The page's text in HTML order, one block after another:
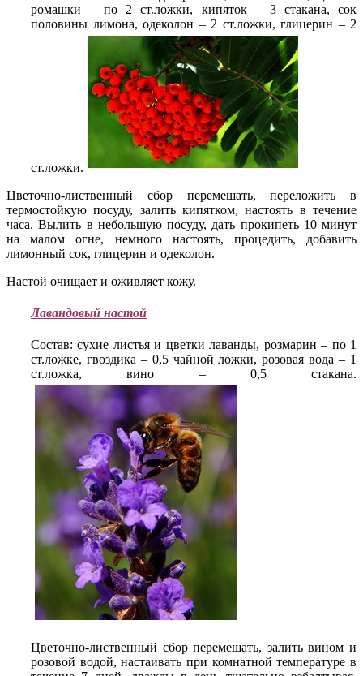
ромашки – по 2 ст.ложки, кипяток – 3 стакана, сок
половины лимона, одеколон – 2 ст.ложки, глицерин – 2
ст.ложки.
Цветочно-лиственный сбор перемешать, переложить в
термостойкую посуду, залить кипятком, настоять в течение
часа. Вылить в небольшую посуду, дать прокипеть 10 минут
на малом огне, немного настоять, процедить, добавить
лимонный сок, глицерин и одеколон.
Настой очищает и оживляет кожу.
Лавандовый настой
Состав: сухие листья и цветки лаванды, розмарин – по 1
ст.ложке, гвоздика – 0,5 чайной ложки, розовая вода – 1
ст.ложка, вино – 0,5 стакана.
Цветочно-лиственный сбор перемешать, залить вином и
розовой водой, настаивать при комнатной температуре в